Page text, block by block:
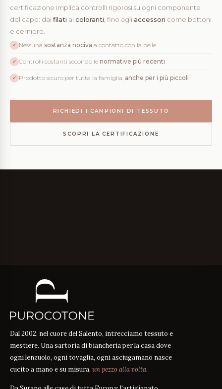
certificazione implica controlli rigorosi su ogni componente
del capo: dai filati ai coloranti , fino agli accessori come bottoni
e cerniere.
✓ Nessuna sostanza nociva a contatto con la pelle
✓ Controlli costanti secondo le normative più recenti
✓ Prodotto sicuro per tutta la famiglia, anche per i più piccoli
RICHIEDI I CAMPIONI DI TESSUTO
SCOPRI LA CERTIFICAZIONE
Dal 2002, nel cuore del Salento, intrecciamo tessuto e
mestiere. Una sartoria di biancheria per la casa dove
ogni lenzuolo, ogni tovaglia, ogni asciugamano nasce
cucito a mano e su misura, un pezzo alla volta.